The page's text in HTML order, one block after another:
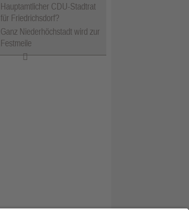
Hauptamtlicher CDU-Stadtrat
für Friedrichsdorf?
Ganz Niederhöchstadt wird zur
Festmeile